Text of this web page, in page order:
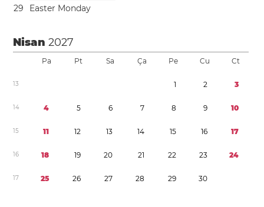
29 Easter Monday
Nisan2027
Pa Pt Sa Ça Pe Cu Ct
13 1 2 3
14 4 5 6 7 8 9 10
15 11 12 13 14 15 16 17
16 18 19 20 21 22 23 24
17 25 26 27 28 29 30